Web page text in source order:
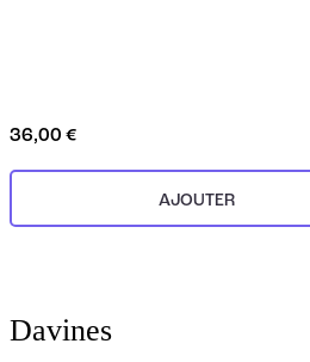
36,00 €
AJOUTER
Davines